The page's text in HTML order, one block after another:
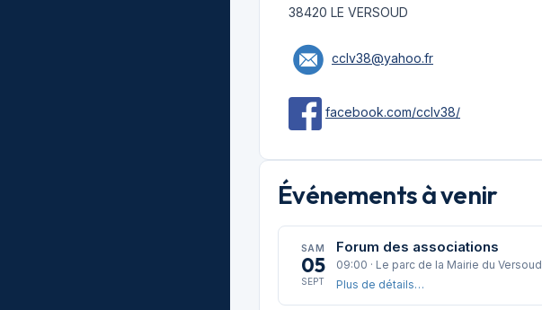
38420 LE VERSOUD
cclv38@yahoo.fr
facebook.com/cclv38/
Événements à venir
SAM
05
SEPT
Forum des associations
09:00 · Le parc de la Mairie du Versoud
Plus de détails…